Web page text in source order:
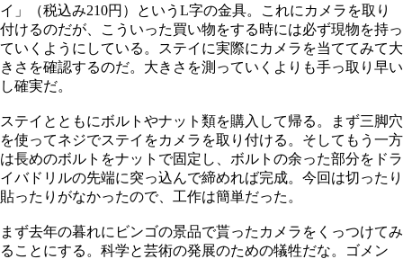
イ」（税込み210円）というL字の金具。これにカメラを取り
付けるのだが、こういった買い物をする時には必ず現物を持っ
ていくようにしている。ステイに実際にカメラを当ててみて大
きさを確認するのだ。大きさを測っていくよりも手っ取り早い
し確実だ。
ステイとともにボルトやナット類を購入して帰る。まず三脚穴
を使ってネジでステイをカメラを取り付ける。そしてもう一方
は長めのボルトをナットで固定し、ボルトの余った部分をドラ
イバドリルの先端に突っ込んで締めれば完成。今回は切ったり
貼ったりがなかったので、工作は簡単だった。
まず去年の暮れにビンゴの景品で貰ったカメラをくっつけてみ
ることにする。科学と芸術の発展のための犠牲だな。ゴメン